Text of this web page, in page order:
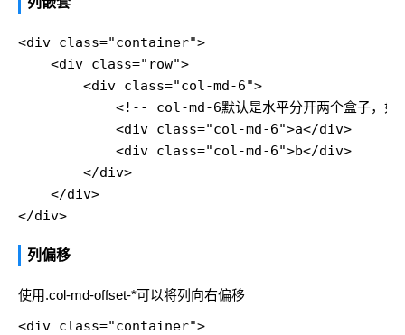
<div class="container">
    <div class="row">
        <div class="col-md-6">
<!-- col-md-6默认是水平分开两个盒子，如
            <div class="col-md-6">a</div>
            <div class="col-md-6">b</div>
        </div>
    </div>
列偏移
使用.col-md-offset-*可以将列向右偏移
<div class="container">